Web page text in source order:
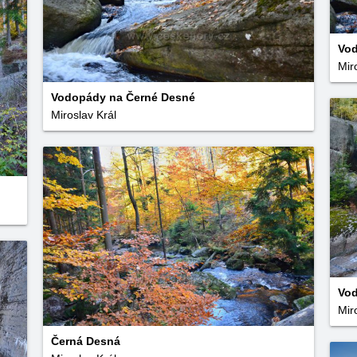
Vodopády na Černé Desné
Miroslav Král
Černá Desná